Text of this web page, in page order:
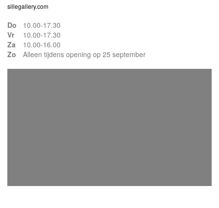
sillegallery.com
Do
10.00-17.30
Vr
10.00-17.30
Za
10.00-16.00
Zo
Alleen tijdens opening op 25 september